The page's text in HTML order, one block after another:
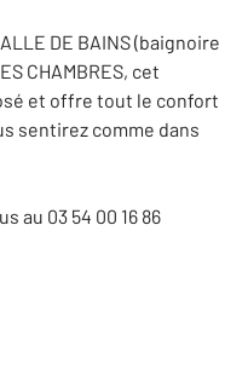
DE BAINS (baignoire
CHAMBRES, cet
et offre tout le confort
sentirez comme dans
au 03 54 00 16 86